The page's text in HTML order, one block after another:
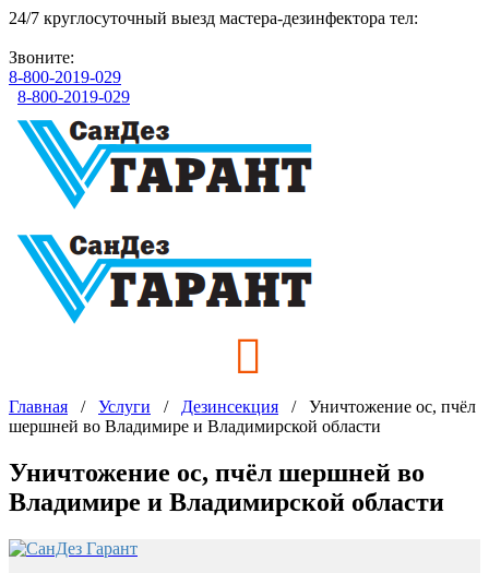
24/7 круглосуточный выезд мастера-дезинфектора тел:
Звоните:
8-800-2019-029
8-800-2019-029
Главная / Услуги / Дезинсекция / Уничтожение ос, пчёл
шершней во Владимире и Владимирской области
Уничтожение ос, пчёл шершней во
Владимире и Владимирской области